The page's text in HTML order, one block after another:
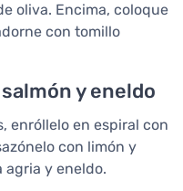
oliva. Encima, coloque
con tomillo
y eneldo
enróllelo en espiral con
con limón y
agria y eneldo.